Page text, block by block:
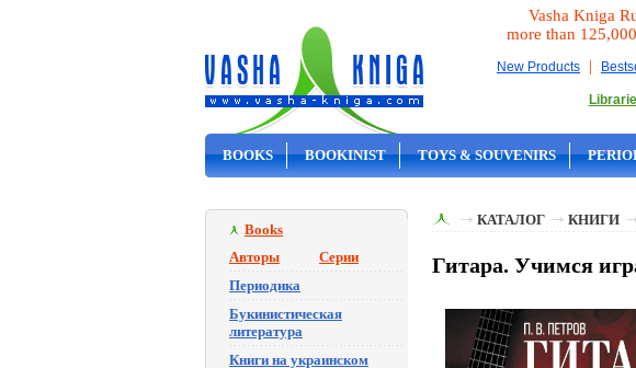
Vasha Kniga
more than
New Products |
BOOKS BOOKINIST TOYS & SOUVENIRS
Books
Авторы
Серии
Периодика
Букинистическая
литература
Книги на украинском
КАТАЛОГ КНИГИ
Гитара. Учимся